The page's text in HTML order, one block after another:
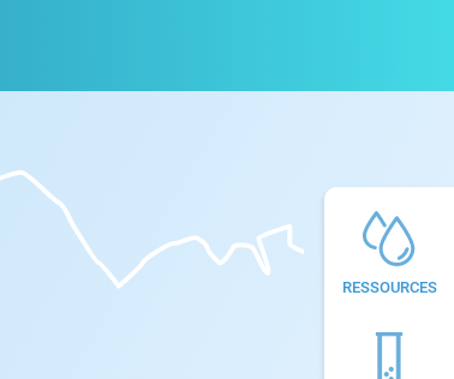
RESSOURCES